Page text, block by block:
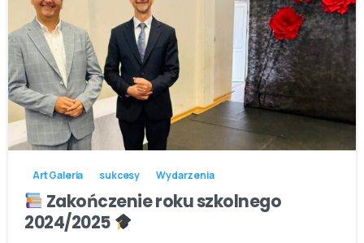
Art Galeria sukcesy Wydarzenia
Zakończenie roku szkolnego
2024/2025